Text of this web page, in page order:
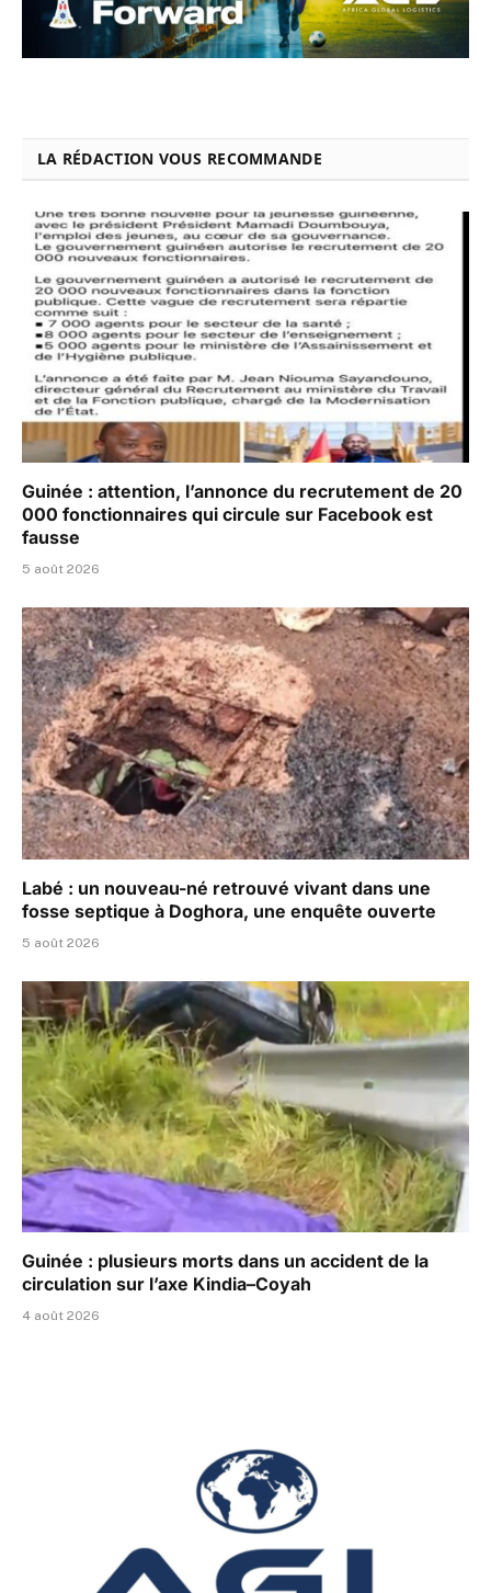
LA RÉDACTION VOUS RECOMMANDE
Guinée : attention, l’annonce du recrutement de 20
000 fonctionnaires qui circule sur Facebook est
fausse
5 août 2026
Labé : un nouveau-né retrouvé vivant dans une
fosse septique à Doghora, une enquête ouverte
5 août 2026
Guinée : plusieurs morts dans un accident de la
circulation sur l’axe Kindia–Coyah
4 août 2026